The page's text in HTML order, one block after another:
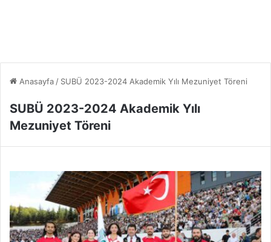
Anasayfa / SUBÜ 2023-2024 Akademik Yılı Mezuniyet Töreni
SUBÜ 2023-2024 Akademik Yılı
Mezuniyet Töreni